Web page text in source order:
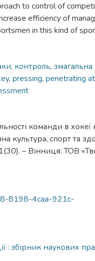
to control of
efficiency of
in this kind of
, контроль, змагальна
, pressing, penetrating
команди в хокеї
культура, спорт та
– Вінниця: ТОВ
8198-4caa-921c-
: збірник наукових